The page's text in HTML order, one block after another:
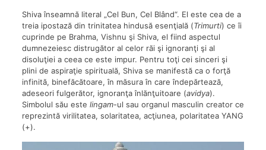
Shiva înseamnă literal „Cel Bun, Cel Blând“. El este cea de a
treia ipostază din trinitatea hindusă esenţială (Trimurti) ce îi
cuprinde pe Brahma, Vishnu şi Shiva, el fiind aspectul
dumnezeiesc distrugător al celor răi şi ignoranţi şi al
disoluţiei a ceea ce este impur. Pentru toţi cei sinceri şi
plini de aspiraţie spirituală, Shiva se manifestă ca o forţă
infinită, binefăcătoare, în măsura în care îndepărtează,
adeseori fulgerător, ignoranţa înlănţuitoare (avidya).
Simbolul său este lingam-ul sau organul masculin creator ce
reprezintă virilitatea, solaritatea, acţiunea, polaritatea YANG
(+).